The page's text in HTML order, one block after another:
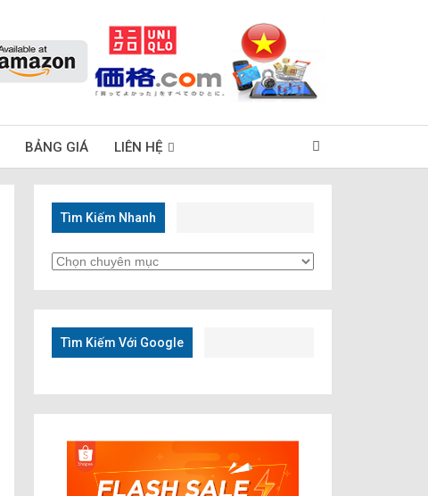
BẢNG GIÁ LIÊN HỆ
Tìm Kiếm Nhanh
Tìm
Tìm Kiếm Với Google